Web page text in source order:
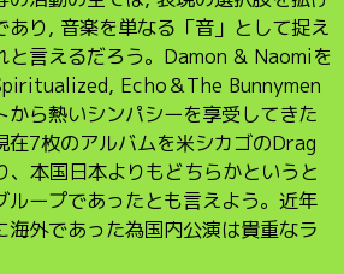
あり, 音楽を単なる「音」として捉え
と言えるだろう。Damon & Naomiを
Echo＆The Bunnymen
から熱いシンパシーを享受してきた
在7枚のアルバムを米シカゴのDrag
本国日本よりもどちらかというと
ループであったとも言えよう。近年
海外であった為国内公演は貴重なラ